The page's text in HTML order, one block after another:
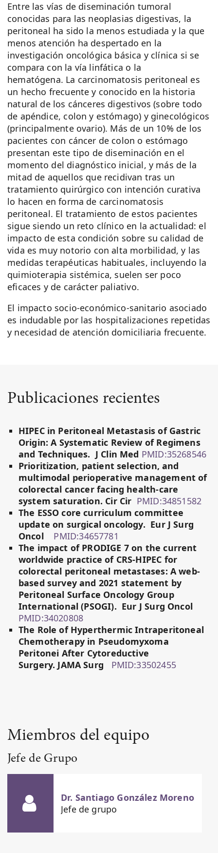
Entre las vías de diseminación tumoral
conocidas para las neoplasias digestivas, la
peritoneal ha sido la menos estudiada y la que
menos atención ha despertado en la
investigación oncológica básica y clínica si se
compara con la vía linfática o la
hematógena. La carcinomatosis peritoneal es
un hecho frecuente y conocido en la historia
natural de los cánceres digestivos (sobre todo
de apéndice, colon y estómago) y ginecológicos
(principalmente ovario). Más de un 10% de los
pacientes con cáncer de colon o estómago
presentan este tipo de diseminación en el
momento del diagnóstico inicial, y más de la
mitad de aquellos que recidivan tras un
tratamiento quirúrgico con intención curativa
lo hacen en forma de carcinomatosis
peritoneal. El tratamiento de estos pacientes
sigue siendo un reto clínico en la actualidad: el
impacto de esta condición sobre su calidad de
vida es muy notorio con alta morbilidad, y las
medidas terapéuticas habituales, incluyendo la
quimioterapia sistémica, suelen ser poco
eficaces y de carácter paliativo.
El impacto socio-económico-sanitario asociado
es indudable por las hospitalizaciones repetidas
y necesidad de atención domiciliaria frecuente.
Publicaciones recientes
HIPEC in Peritoneal Metastasis of Gastric
Origin: A Systematic Review of Regimens
and Techniques. J Clin Med PMID:35268546
Prioritization, patient selection, and
multimodal perioperative management of
colorectal cancer facing health-care
system saturation. Cir Cir PMID:34851582
The ESSO core curriculum committee
update on surgical oncology. Eur J Surg
Oncol
PMID:34657781
The impact of PRODIGE 7 on the current
worldwide practice of CRS-HIPEC for
colorectal peritoneal metastases: A web-
based survey and 2021 statement by
Peritoneal Surface Oncology Group
International (PSOGI). Eur J Surg Oncol
PMID:34020808
The Role of Hyperthermic Intraperitoneal
Chemotherapy in Pseudomyxoma
Peritonei After Cytoreductive
Surgery. JAMA Surg
PMID:33502455
Miembros del equipo
Jefe de Grupo
Dr. Santiago González Moreno
Jefe de grupo